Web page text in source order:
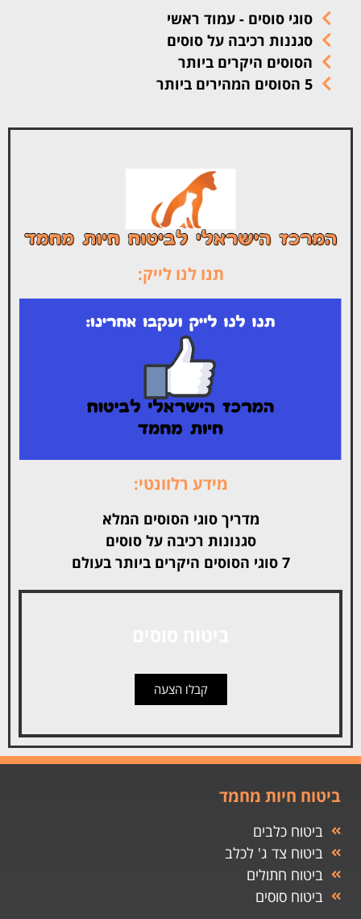
סוגי סוסים - עמוד ראשי
סגננות רכיבה על סוסים
הסוסים היקרים ביותר
5 הסוסים המהירים ביותר
תנו לנו לייק:
מידע רלוונטי:
מדריך סוגי הסוסים המלא
סגנונות רכיבה על סוסים
7 סוגי הסוסים היקרים ביותר בעולם
קבלו הצעה
ביטוח חיות מחמד
ביטוח כלבים
ביטוח צד ג' לכלב
ביטוח חתולים
ביטוח סוסים